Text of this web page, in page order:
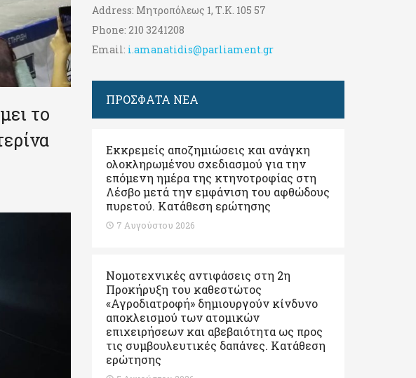
το
Address: Μητροπόλεως 1, Τ.Κ. 105 57
Phone: 210 3241208
Email: i.amanatidis@parliament.gr
ΠΡΟΣΦΑΤΑ ΝΕΑ
Εκκρεμείς αποζημιώσεις και ανάγκη
ολοκληρωμένου σχεδιασμού για την
επόμενη ημέρα της κτηνοτροφίας στη
Λέσβο μετά την εμφάνιση του αφθώδους
πυρετού. Kατάθεση ερώτησης
7 Αυγούστου 2026
Νομοτεχνικές αντιφάσεις στη 2η
Προκήρυξη του καθεστώτος
«Αγροδιατροφή» δημιουργούν κίνδυνο
αποκλεισμού των ατομικών
επιχειρήσεων και αβεβαιότητα ως προς
τις συμβουλευτικές δαπάνες. Κατάθεση
ερώτησης